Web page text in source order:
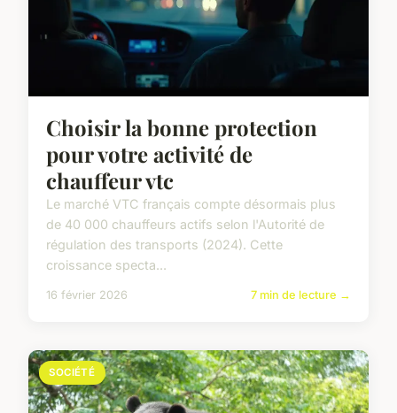
Choisir la bonne protection
pour votre activité de
chauffeur vtc
Le marché VTC français compte désormais plus
de 40 000 chauffeurs actifs selon l'Autorité de
régulation des transports (2024). Cette
croissance specta...
16 février 2026 7 min de lecture →
SOCIÉTÉ